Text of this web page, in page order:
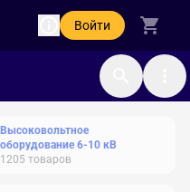
Войти
Высоковольтное
оборудование 6-10 кВ
1205 товаров